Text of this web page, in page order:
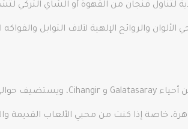
فنجان من القهوة أو الشاي التركي لتشعر
والروائح الإلهية لآلاف التوابل
خاصة إذا كنت من محبي الألعاب القديمة